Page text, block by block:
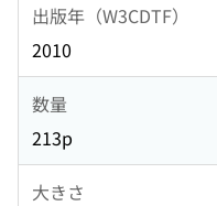
出版年（W3CDTF）
2010
数量
213p
大きさ